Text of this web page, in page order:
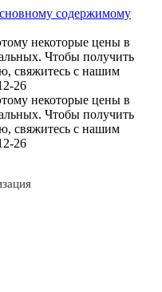
содержимому
некоторые цены в
Чтобы получить
свяжитесь с нашим
26
некоторые цены в
Чтобы получить
свяжитесь с нашим
26